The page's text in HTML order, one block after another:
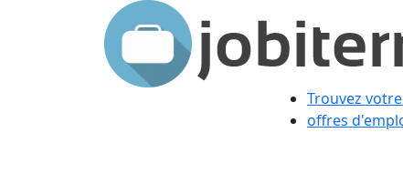
Trouvez
offres